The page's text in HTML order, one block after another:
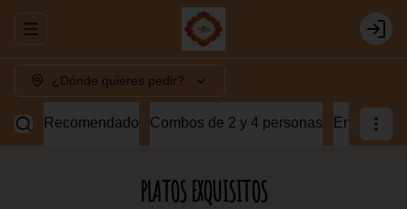
Abrir menu de navegación Login
¿Dónde quieres pedir?
Recomendado Combos de 2 y 4 personas Entradas
PLATOS EXQUISITOS